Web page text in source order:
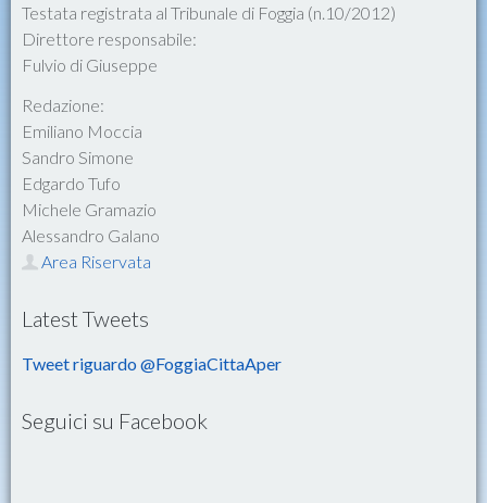
Testata registrata al Tribunale di Foggia (n.10/2012)
Direttore responsabile:
Fulvio di Giuseppe
Redazione:
Emiliano Moccia
Sandro Simone
Edgardo Tufo
Michele Gramazio
Alessandro Galano
Area Riservata
Latest Tweets
Tweet riguardo @FoggiaCittaAper
Seguici su Facebook